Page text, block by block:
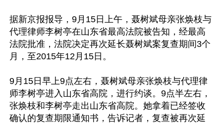
据新京报报导，9月15日上午，聂树斌母亲张焕枝与
代理律师李树亭在山东省最高法院被告知，经最高
法院批准，法院决定再次延长聂树斌案复查期间3个
月，至2015年12月15日。
9月15日早上9点左右，聂树斌母亲张焕枝与代理律
师李树亭进入山东省高院，进行约谈。9点半左右，
张焕枝和李树亭走出山东省高院。她拿着已经签收
确认的复查期限通知书，告诉记者，复查被再次延